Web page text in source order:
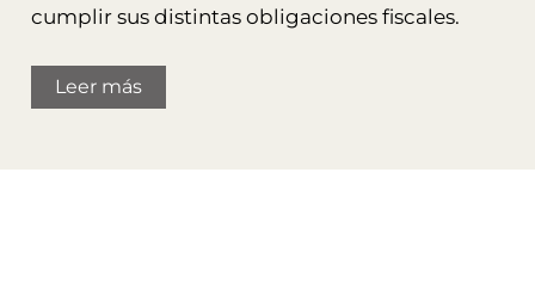
cumplir sus distintas obligaciones fiscales.
Leer más